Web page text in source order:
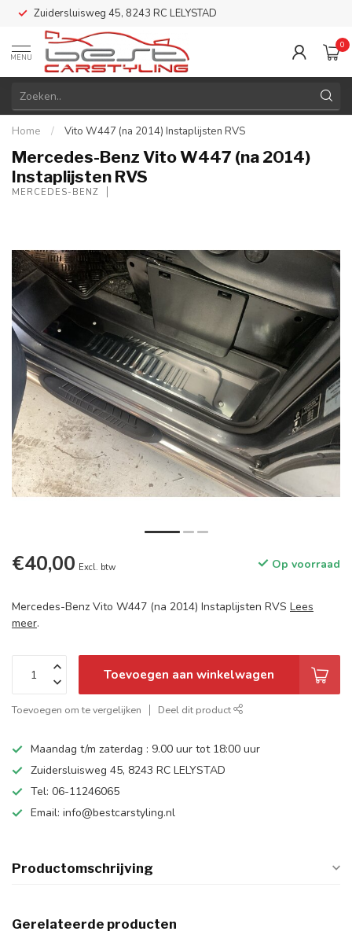
Zuidersluisweg 45, 8243 RC LELYSTAD
MENU
0
Home / Vito W447 (na 2014) Instaplijsten RVS
Mercedes-Benz Vito W447 (na 2014)
Instaplijsten RVS
MERCEDES-BENZ
€40,00 Excl. btw Op voorraad
Mercedes-Benz Vito W447 (na 2014) Instaplijsten RVS Lees
meer.
Toevoegen aan winkelwagen
Toevoegen om te vergelijken Deel dit product
Maandag t/m zaterdag : 9.00 uur tot 18:00 uur
Zuidersluisweg 45, 8243 RC LELYSTAD
Tel: 06-11246065
Email: info@bestcarstyling.nl
Productomschrijving
Gerelateerde producten